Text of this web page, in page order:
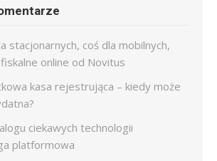
stacjonarnych, coś dla mobilnych,
online od Novitus
kasa rejestrująca – kiedy może
ciekawych technologii
platformowa